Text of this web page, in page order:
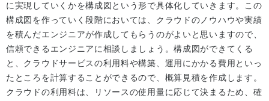
に実現していくかを構成図という形で具体化していきます。この
構成図を作っていく段階においては、クラウドのノウハウや実績
を積んだエンジニアが作成してもらうのがよいと思いますので、
信頼できるエンジニアに相談しましょう。構成図ができてくる
と、クラウドサービスの利用料や構築、運用にかかる費用といっ
たところを計算することができるので、概算見積を作成します。
クラウドの利用料は、リソースの使用量に応じて決まるため、確